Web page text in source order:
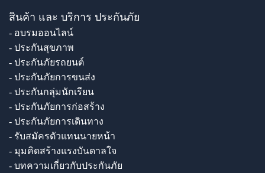
สินค้า และ บริการ ประกันภัย
- อบรมออนไลน์
- ประกันสุขภาพ
- ประกันภัยรถยนต์
- ประกันภัยการขนส่ง
- ประกันกลุ่มนักเรียน
- ประกันภัยการก่อสร้าง
- ประกันภัยการเดินทาง
- รับสมัครตัวแทนนายหน้า
- มุมคิดสร้างแรงบันดาลใจ
- บทความเกี่ยวกับประกันภัย